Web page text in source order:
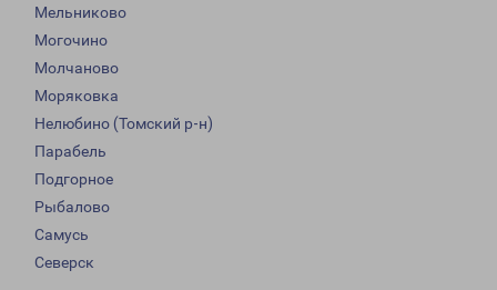
Мельниково
Могочино
Молчаново
Моряковка
Нелюбино (Томский р-н)
Парабель
Подгорное
Рыбалово
Самусь
Северск